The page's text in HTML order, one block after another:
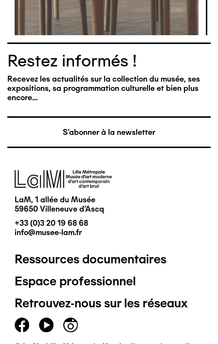
Restez informés !
Recevez les actualités sur la collection du musée, ses
expositions, sa programmation culturelle et bien plus
encore…
S'abonner à la newsletter
Image
LaM, 1 allée du Musée
59650 Villeneuve d'Ascq
+33 (0)3 20 19 68 68
info@musee-lam.fr
Pied
de
page
principal
Ressources documentaires
Espace professionnel
Retrouvez-nous sur les réseaux